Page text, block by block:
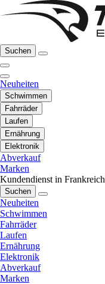
Suchen
Neuheiten
Schwimmen
Fahrräder
Laufen
Ernährung
Elektronik
Abverkauf
Marken
Kundendienst in Frankreich
Suchen
Neuheiten
Schwimmen
Fahrräder
Laufen
Ernährung
Elektronik
Abverkauf
Marken